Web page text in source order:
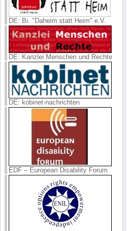
DE: Bi. "Daheim statt Heim" e.V.
DE: Kanzlei Menschen und Rechte
DE: kobinet-nachrichten
EDF – European Disability Forum